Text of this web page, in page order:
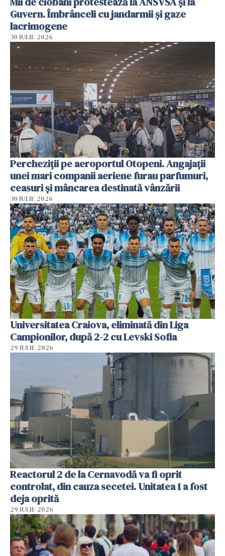
Guvern. Îmbrânceli cu jandarmii și gaze
lacrimogene
30 IULIE 2026
Percheziții pe aeroportul Otopeni. Angajații
unei mari companii aeriene furau parfumuri,
ceasuri și mâncarea destinată vânzării
30 IULIE 2026
Universitatea Craiova, eliminată din Liga
Campionilor, după 2-2 cu Levski Sofia
29 IULIE 2026
Reactorul 2 de la Cernavodă va fi oprit
controlat, din cauza secetei. Unitatea 1 a fost
deja oprită
29 IULIE 2026